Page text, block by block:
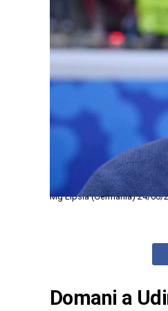
Mg Lipsia (Germania) 24/06/
Domani a